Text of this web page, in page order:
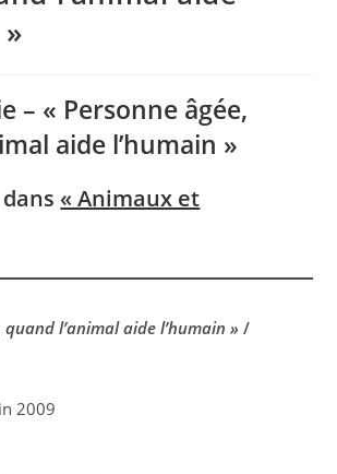
– « Personne âgée,
aide l’humain »
« Animaux et
quand l’animal aide l’humain » /
2009